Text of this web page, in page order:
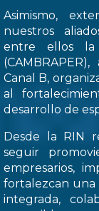
Asimismo,
nuestros
entre ellos la
Canal B,
al
desarrollo de
Desde la RIN
seguir
empresarios,
fortalezcan una
integrada,